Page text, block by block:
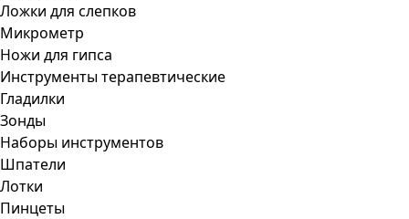
Ложки для слепков
Микрометр
Ножи для гипса
Инструменты терапевтические
Гладилки
Зонды
Наборы инструментов
Шпатели
Лотки
Пинцеты